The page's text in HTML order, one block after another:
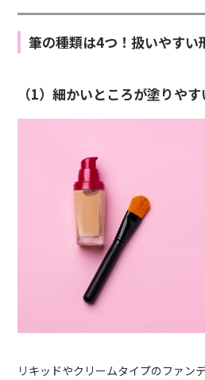
筆の種類は4つ！扱いやすい
（1）細かいところが塗りや
リキッドやクリームタイプのファン